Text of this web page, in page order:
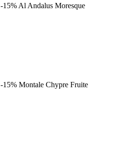
-15% Al Andalus Moresque
-15% Montale Chypre Fruite